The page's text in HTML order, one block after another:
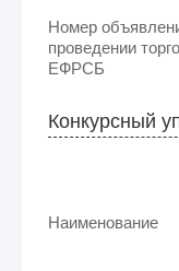
Номер
проведении
ЕФРСБ
Конкурсный
Наименование